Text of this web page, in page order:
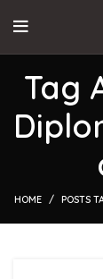
Tag
HOME POSTS